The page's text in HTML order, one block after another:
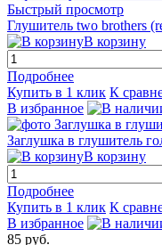
Быстрый просмотр
Глушитель two brothers
В корзину
Подробнее
Купить в 1 клик К
В избранное
Заглушка в глушитель
В корзину
Подробнее
Купить в 1 клик К
В избранное
85 руб.